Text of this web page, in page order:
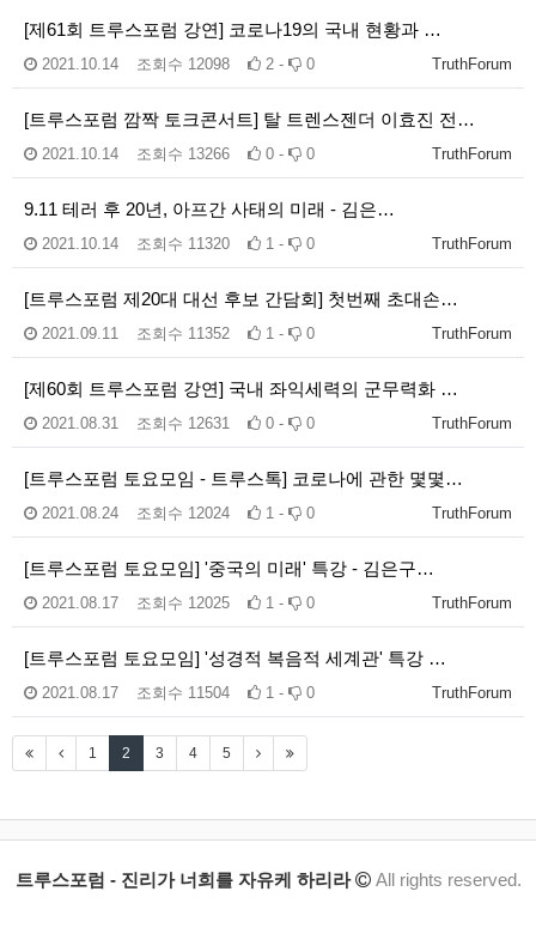
[제61회 트루스포럼 강연] 코로나19의 국내 현황과 …
TruthForum
2021.10.14 조회수 12098 2 - 0
[트루스포럼 깜짝 토크콘서트] 탈 트렌스젠더 이효진 전…
TruthForum
2021.10.14 조회수 13266 0 - 0
9.11 테러 후 20년, 아프간 사태의 미래 - 김은…
TruthForum
2021.10.14 조회수 11320 1 - 0
[트루스포럼 제20대 대선 후보 간담회] 첫번째 초대손…
TruthForum
2021.09.11 조회수 11352 1 - 0
[제60회 트루스포럼 강연] 국내 좌익세력의 군무력화 …
TruthForum
2021.08.31 조회수 12631 0 - 0
[트루스포럼 토요모임 - 트루스톡] 코로나에 관한 몇몇…
TruthForum
2021.08.24 조회수 12024 1 - 0
[트루스포럼 토요모임] '중국의 미래' 특강 - 김은구…
TruthForum
2021.08.17 조회수 12025 1 - 0
[트루스포럼 토요모임] '성경적 복음적 세계관' 특강 …
TruthForum
2021.08.17 조회수 11504 1 - 0
1 2 3 4 5
트루스포럼 - 진리가 너희를 자유케 하리라 All rights reserved.